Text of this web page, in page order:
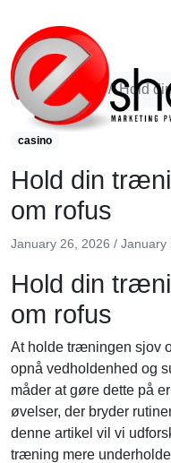
casino Hold
casino
Hold din
om rofus
January 26, 2026 / January
Hold din
om rofus
At holde træningen sjov
opnå vedholdenhed og
måder at gøre dette på
øvelser, der bryder
denne artikel vil vi
træning mere